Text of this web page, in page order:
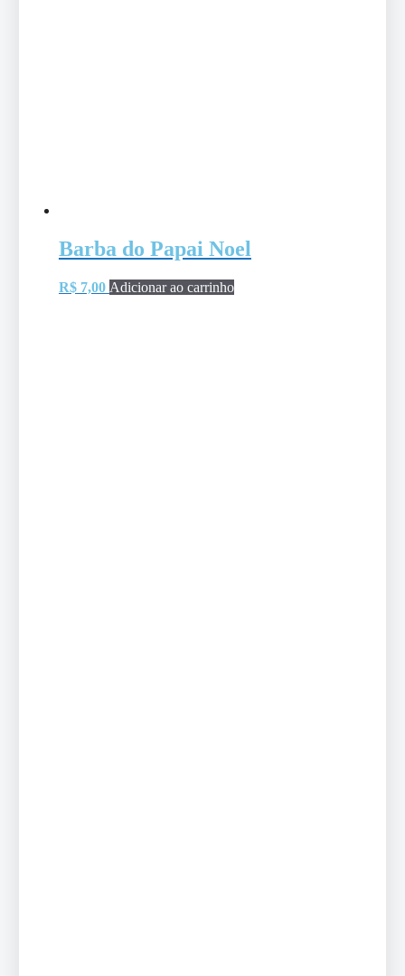
Barba do Papai Noel
R$7,00 Adicionar ao carrinho